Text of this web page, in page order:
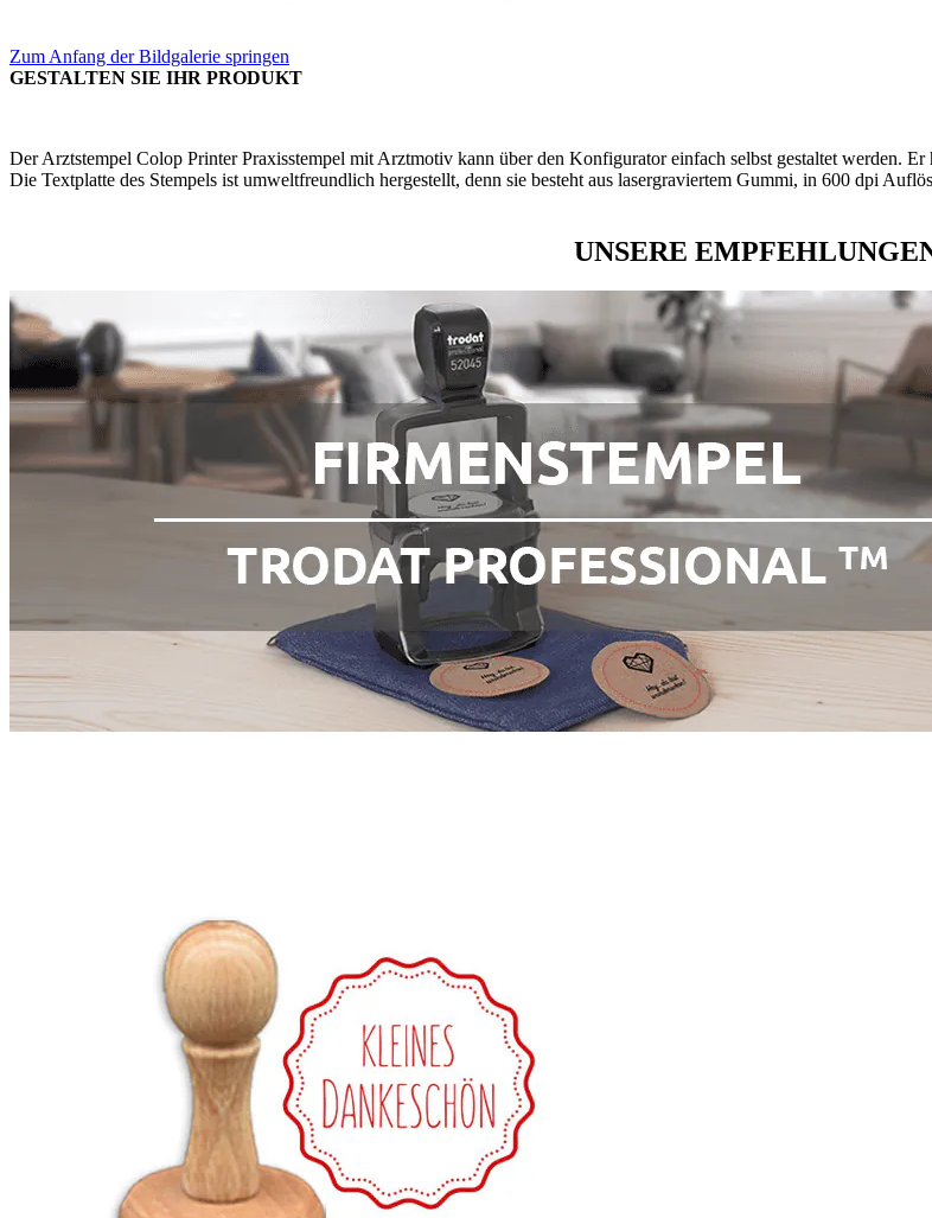
Zum Anfang der Bildgalerie springen
GESTALTEN SIE IHR PRODUKT
Der Arztstempel Colop Printer Praxisstempel mit Arztmotiv kann über den Konfigurator einfach selbst gestaltet werden.
Die Textplatte des Stempels ist umweltfreundlich hergestellt, denn sie besteht aus lasergraviertem Gummi, in 600 dpi
UNSERE